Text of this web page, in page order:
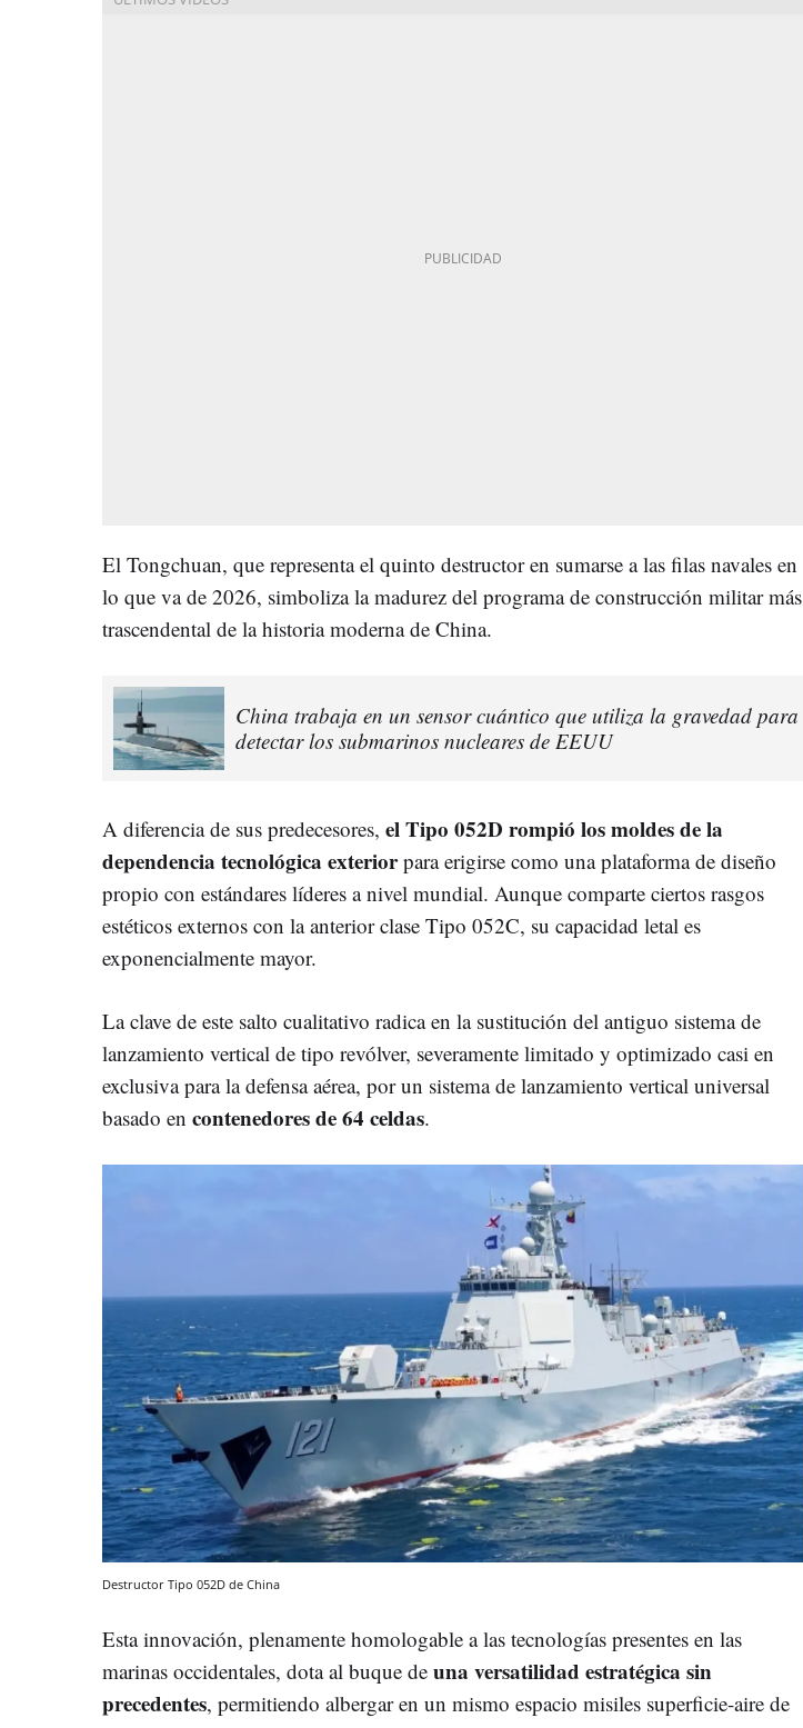
El Tongchuan, que representa el quinto destructor en sumarse a las filas navales en
lo que va de 2026, simboliza la madurez del programa de construcción militar más
trascendental de la historia moderna de China.
China trabaja en un sensor cuántico que utiliza la gravedad para
detectar los submarinos nucleares de EEUU
A diferencia de sus predecesores, el Tipo 052D rompió los moldes de la
dependencia tecnológica exteriorpara erigirse como una plataforma de diseño
propio con estándares líderes a nivel mundial. Aunque comparte ciertos rasgos
estéticos externos con la anterior clase Tipo 052C, su capacidad letal es
exponencialmente mayor.
La clave de este salto cualitativo radica en la sustitución del antiguo sistema de
lanzamiento vertical de tipo revólver, severamente limitado y optimizado casi en
exclusiva para la defensa aérea, por un sistema de lanzamiento vertical universal
basado en contenedores de 64 celdas.
Destructor Tipo 052D de China
Esta innovación, plenamente homologable a las tecnologías presentes en las
marinas occidentales, dota al buque de una versatilidad estratégica sin
precedentes, permitiendo albergar en un mismo espacio misiles superficie-aire de